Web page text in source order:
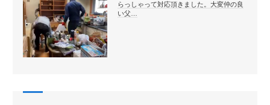
らっしゃって対応頂きました。大変仲の良
い父…